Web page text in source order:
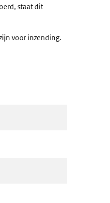
staat dit
voor inzending.